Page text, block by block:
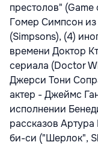
престолов"
Гомер Симпсон
(Simpsons), (4)
времени Доктор
сериала (Doctor
Джерси Тони
актер - Джеймс
исполнении
рассказов
би-си ("Шерлок",